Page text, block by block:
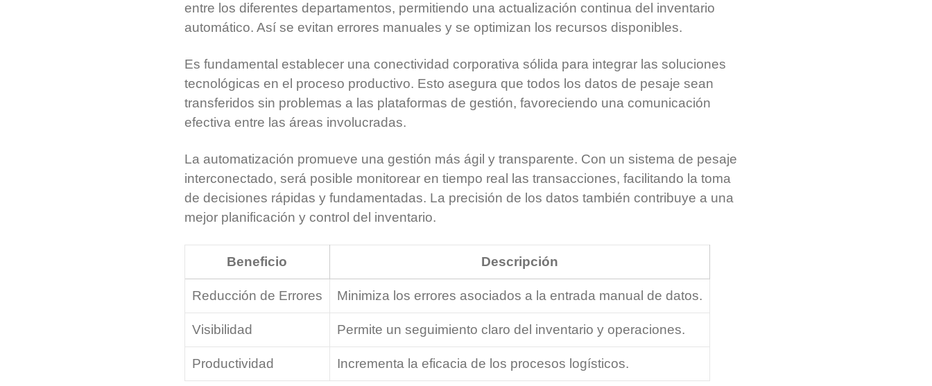
entre los diferentes departamentos, permitiendo una actualización continua del inventario
automático. Así se evitan errores manuales y se optimizan los recursos disponibles.
Es fundamental establecer una conectividad corporativa sólida para integrar las soluciones
tecnológicas en el proceso productivo. Esto asegura que todos los datos de pesaje sean
transferidos sin problemas a las plataformas de gestión, favoreciendo una comunicación
efectiva entre las áreas involucradas.
La automatización promueve una gestión más ágil y transparente. Con un sistema de pesaje
interconectado, será posible monitorear en tiempo real las transacciones, facilitando la toma
de decisiones rápidas y fundamentadas. La precisión de los datos también contribuye a una
mejor planificación y control del inventario.
Beneficio Descripción
Reducción de Errores Minimiza los errores asociados a la entrada manual de datos.
Visibilidad Permite un seguimiento claro del inventario y operaciones.
Productividad Incrementa la eficacia de los procesos logísticos.